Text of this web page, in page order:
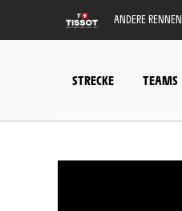
ANDERE RENNEN
STRECKE TEAMS